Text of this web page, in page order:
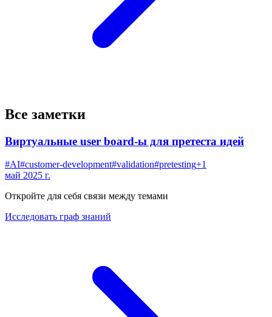
Все заметки
Виртуальные user board-ы для претеста идей
#AI#customer-development#validation#pretesting+1
май 2025 г.
Откройте для себя связи между темами
Исследовать граф знаний